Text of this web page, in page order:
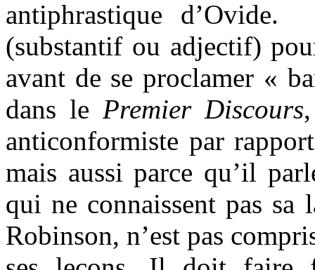
antiphrastique d’Ovide.
(substantif ou adjectif)
avant de se proclamer «
dans le Premier Discours
anticonformiste par
mais aussi parce qu’il
qui ne connaissent pas sa
Robinson, n’est pas